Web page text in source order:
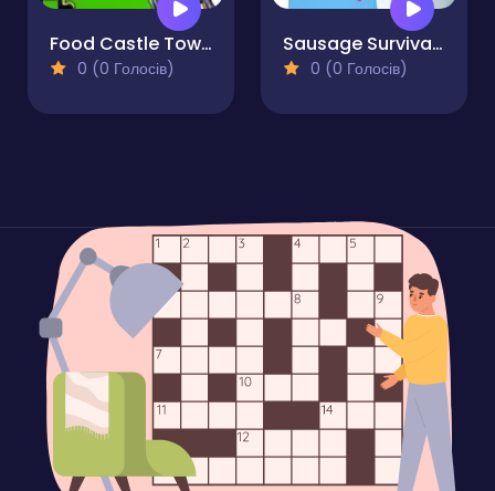
Food Castle Tower Defense
0 (0 Голосів)
Sausage Survival Master
0 (0 Голосів)